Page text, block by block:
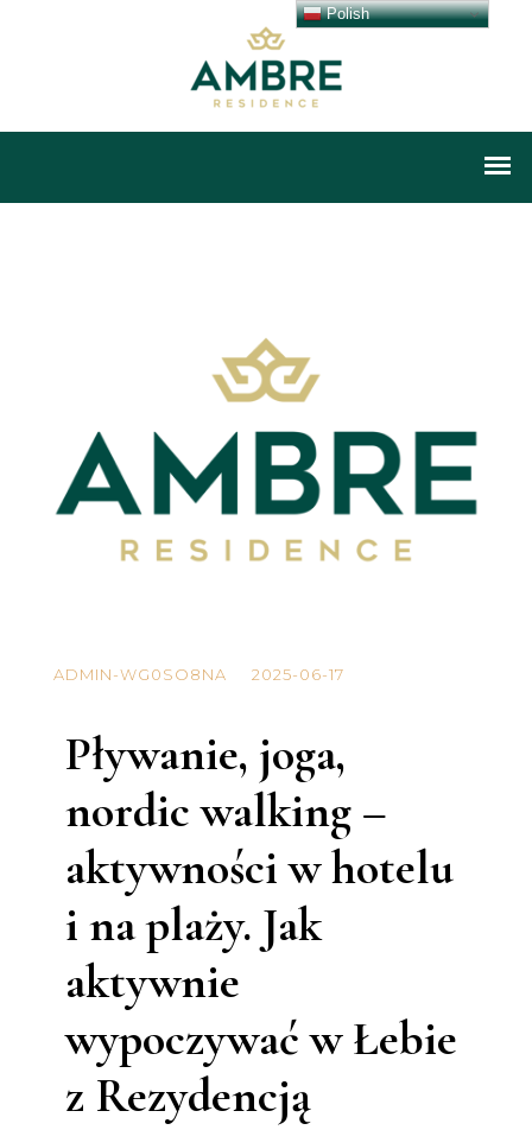
ADMIN-WG0SO8NA 2025-06-17
Pływanie, joga,
nordic walking –
aktywności w hotelu
i na plaży. Jak
aktywnie
wypoczywać w Łebie
z Rezydencją
Polish